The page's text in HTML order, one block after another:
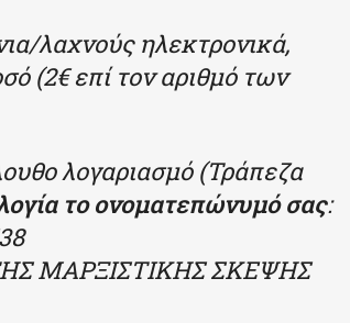
λαχνούς ηλεκτρονικά,
ό(2€ επί τον αριθμό των
λογαριασμό (Τράπεζα
το ονοματεπώνυμό σας:
ΜΑΡΞΙΣΤΙΚΗΣ ΣΚΕΨΗΣ